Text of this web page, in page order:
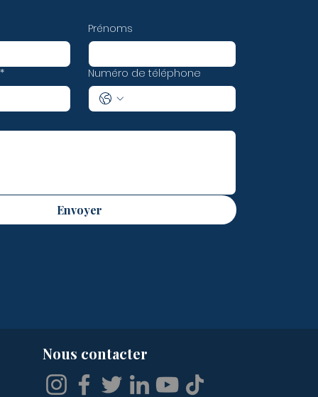
Prénoms
* Numéro de téléphone
Envoyer
Nous contacter